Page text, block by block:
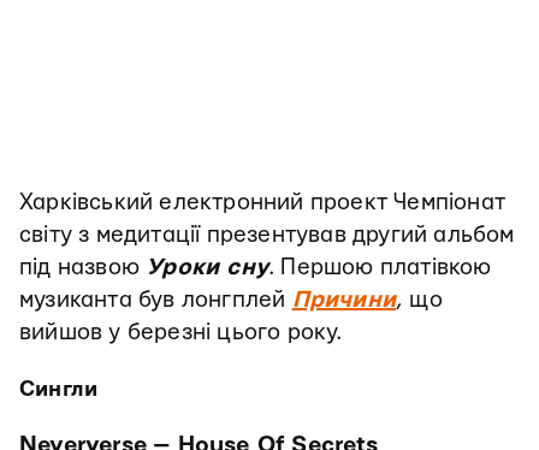
Харківський електронний проект Чемпіонат
світу з медитації презентував другий альбом
під назвою Уроки сну. Першою платівкою
музиканта був лонгплей Причини, що
вийшов у березні цього року.
Сингли